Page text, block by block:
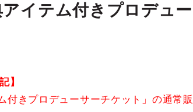
イテム付きプロデュ
】
付きプロデューサーチケット」の通常